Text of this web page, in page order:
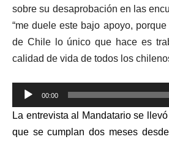
sobre su desaprobación en las
“me duele este bajo apoyo,
de Chile lo único que hace es
calidad de vida de todos los
Reproductor
de
audio
00:00
La entrevista al Mandatario se
que se cumplan dos meses